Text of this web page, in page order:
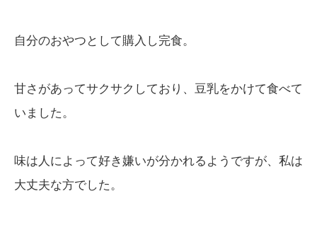
自分のおやつとして購入し完食。
甘さがあってサクサクしており、豆乳をかけて食べて
いました。
味は人によって好き嫌いが分かれるようですが、私は
大丈夫な方でした。